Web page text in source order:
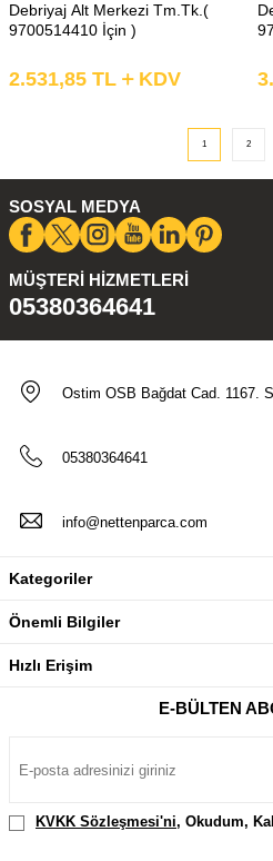
Debriyaj Alt Merkezi Tm.Tk.(
9700514410 İçin )
2.531,85 TL KDV
1 2
SOSYAL MEDYA
MÜŞTERI HIZMETLERI
05380364641
Ostim OSB Bağdat Cad. 1167.
05380364641
info@nettenparca.com
Kategoriler
Önemli Bilgiler
Hızlı Erişim
E-BÜLTEN
KVKK Sözleşmesi'ni, Okudum,